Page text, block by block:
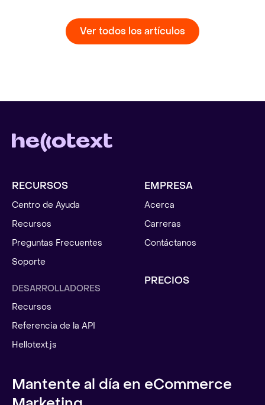
Ver todos los artículos
RECURSOS
Centro de Ayuda
Recursos
Preguntas Frecuentes
Soporte
DESARROLLADORES
Recursos
Referencia de la API
Hellotext.js
EMPRESA
Acerca
Carreras
Contáctanos
PRECIOS
Mantente al día en eCommerce